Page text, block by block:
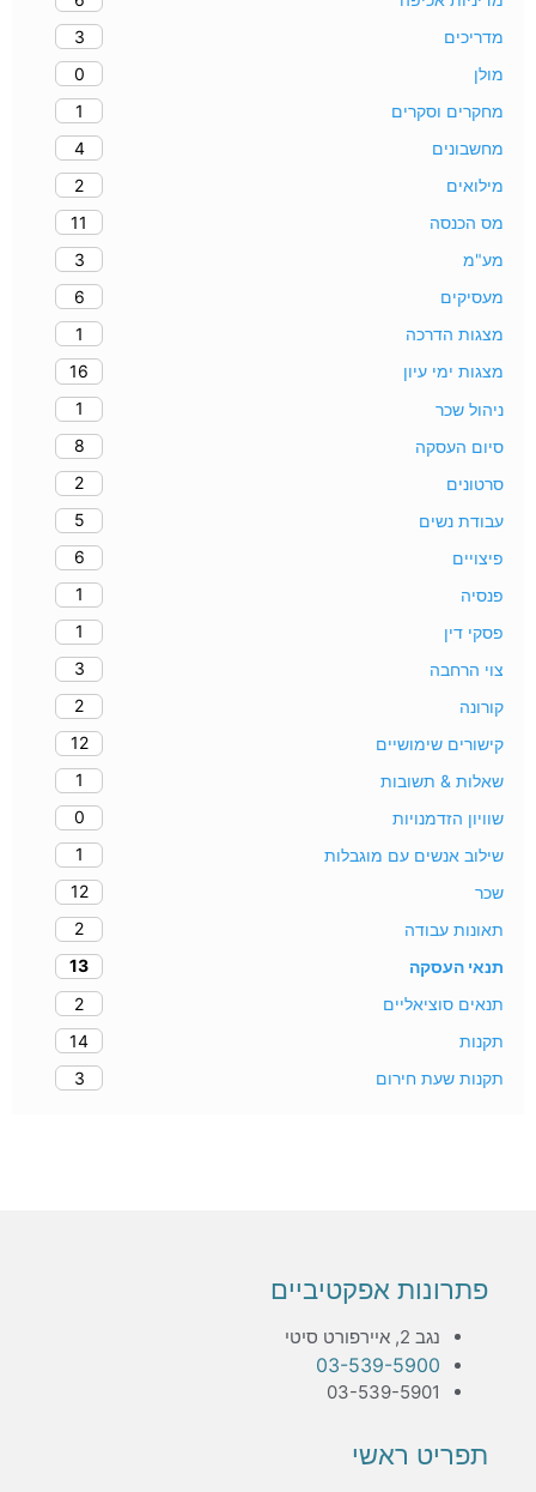
מדריכים
3
מולן
0
מחקרים וסקרים
1
מחשבונים
4
מילואים
2
מס הכנסה
11
מע"מ
3
מעסיקים
6
מצגות הדרכה
1
מצגות ימי עיון
16
ניהול שכר
1
סיום העסקה
8
סרטונים
2
עבודת נשים
5
פיצויים
6
פנסיה
1
פסקי דין
1
צוי הרחבה
3
קורונה
2
קישורים שימושיים
12
שאלות & תשובות
1
שוויון הזדמנויות
0
שילוב אנשים עם מוגבלות
1
שכר
12
תאונות עבודה
2
תנאי העסקה
13
תנאים סוציאליים
2
תקנות
14
תקנות שעת חירום
3
פתרונות אפקטיביים
נגב 2, איירפורט סיטי
03-539-5900
03-539-5901
תפריט ראשי